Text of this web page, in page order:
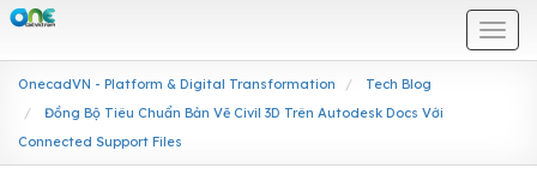
OnecadVN - Platform & Digital Transformation
Tech Blog
Đồng Bộ Tiêu Chuẩn Bản Vẽ Civil 3D Trên Autodesk Docs Với
Connected Support Files